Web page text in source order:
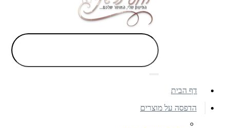
דף הבית
הדפסה על מוצרים